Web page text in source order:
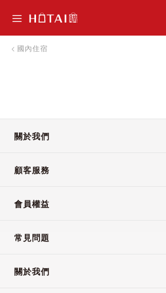
國內住宿
關於我們
顧客服務
會員權益
常見問題
關於我們